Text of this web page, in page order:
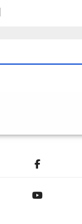
Facebook
YouTube